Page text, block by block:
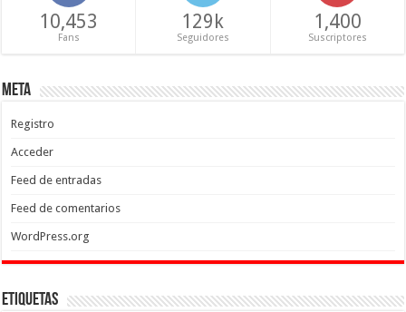
10,453
Fans
129k
Seguidores
1,400
Suscriptores
Meta
Registro
Acceder
Feed de entradas
Feed de comentarios
WordPress.org
Etiquetas